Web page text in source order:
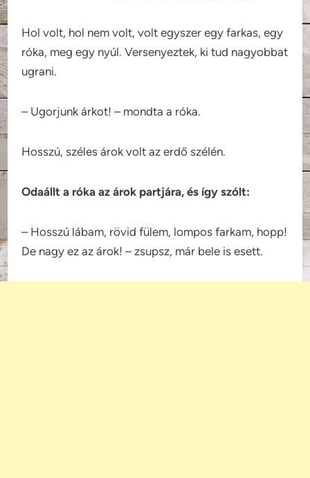
Hol volt, hol nem volt, volt egyszer egy farkas, egy
róka, meg egy nyúl. Versenyeztek, ki tud nagyobbat
ugrani.
– Ugorjunk árkot! – mondta a róka.
Hosszú, széles árok volt az erdő szélén.
Odaállt a róka az árok partjára, és így szólt:
– Hosszú lábam, rövid fülem, lompos farkam, hopp!
De nagy ez az árok! – zsupsz, már bele is esett.